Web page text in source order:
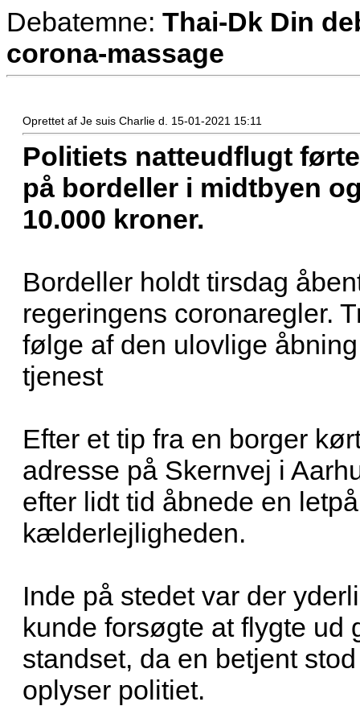
Debatemne: Thai-Dk Din
corona-massage
Oprettet af Je suis Charlie d. 15-01-2021 15:11
Politiets natteudflugt
på bordeller i midtbyen
10.000 kroner.
Bordeller holdt tirsdag
regeringens coronaregler.
følge af den ulovlige
tjenest
Efter et tip fra en borger
adresse på Skernvej i
efter lidt tid åbnede en
kælderlejligheden.
Inde på stedet var der
kunde forsøgte at flygte ud
standset, da en betjent
oplyser politiet.